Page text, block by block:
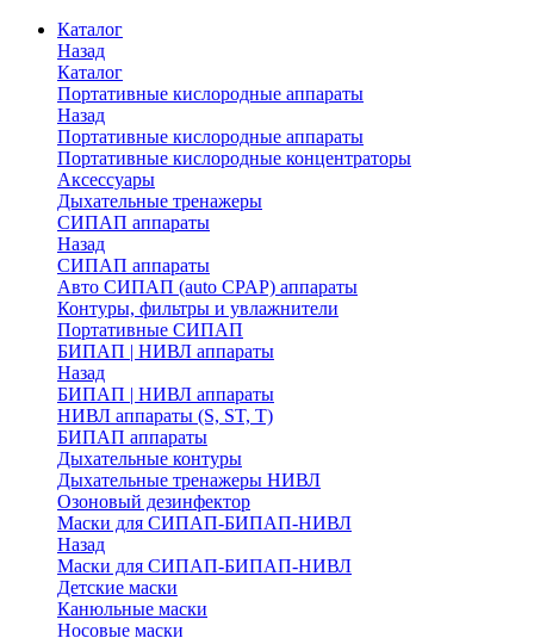
Каталог
Назад
Каталог
Портативные кислородные аппараты
Назад
Портативные кислородные аппараты
Портативные кислородные концентраторы
Аксессуары
Дыхательные тренажеры
СИПАП аппараты
Назад
СИПАП аппараты
Aвто СИПАП (auto CPAP) аппараты
Контуры, фильтры и увлажнители
Портативные СИПАП
БИПАП | НИВЛ аппараты
Назад
БИПАП | НИВЛ аппараты
НИВЛ аппараты (S, ST, T)
БИПАП аппараты
Дыхательные контуры
Дыхательные тренажеры НИВЛ
Озоновый дезинфектор
Маски для СИПАП-БИПАП-НИВЛ
Назад
Маски для СИПАП-БИПАП-НИВЛ
Детские маски
Канюльные маски
Носовые маски